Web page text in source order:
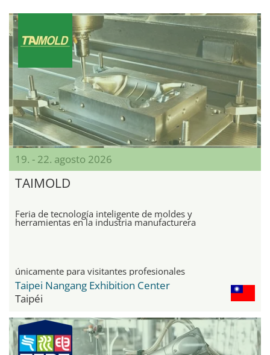
19. - 22. agosto 2026
TAIMOLD
Feria de tecnología inteligente de moldes y
herramientas en la industria manufacturera
únicamente para visitantes profesionales
Taipei Nangang Exhibition Center
Taipéi